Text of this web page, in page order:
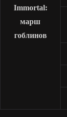
Immortal:
марш
гоблинов